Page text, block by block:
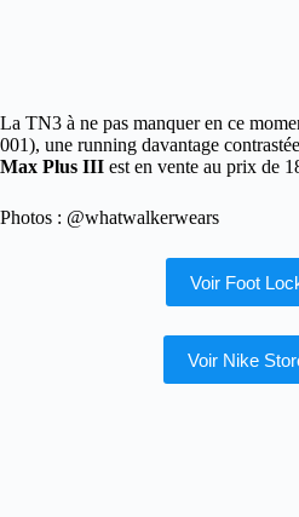
La TN3 à ne pas manquer en ce
001), une running davantage
Max Plus III est en vente au prix de
Photos : @whatwalkerwears
Voir Foot
Voir Nike